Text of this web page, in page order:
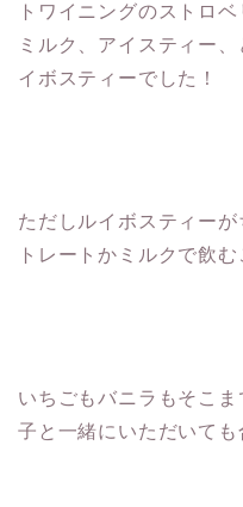
トワイニングのストロ
ミルク、アイスティー
イボスティーでした！
ただしルイボスティー
トレートかミルクで飲
いちごもバニラもそこ
子と一緒にいただいて